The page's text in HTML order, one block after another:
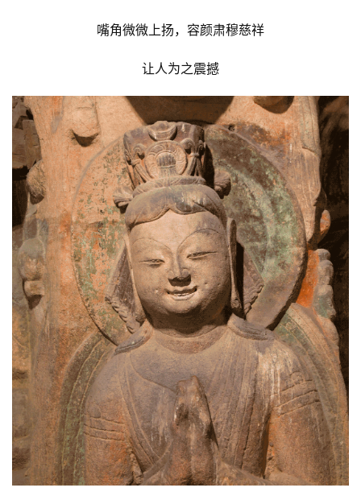
嘴角微微上扬，容颜肃穆慈祥
让人为之震撼